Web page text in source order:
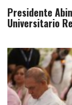
Presidente
Universitario